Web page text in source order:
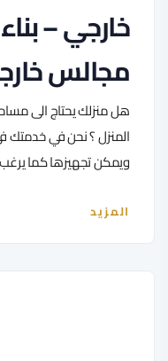
خارجي –
مجالس
هل منزلك يحتاج الى
المنزل ؟ نحن في خدمتك
ويمكن تجهيزها كما
المزيد